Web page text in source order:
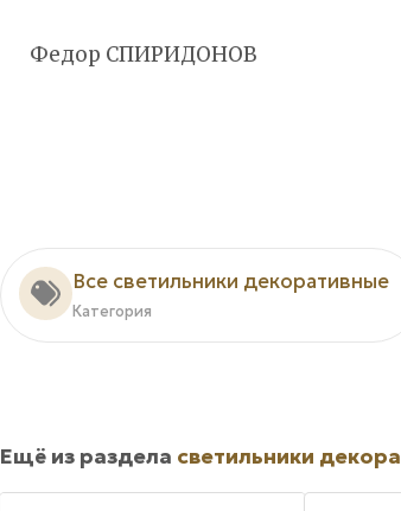
Федор СПИРИДОНОВ
Все светильники декоративные
Категория
Ещё из раздела светильники